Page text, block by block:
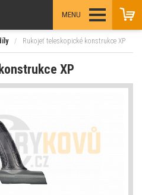
MENU
/ Rukojeť teleskopické konstrukce XP
XP